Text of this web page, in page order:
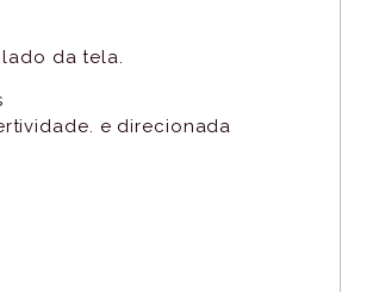
da tela.
e direcionada